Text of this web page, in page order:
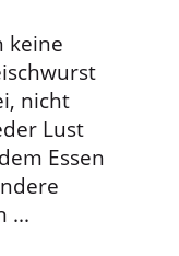
keine
nicht
Lust
Essen
...